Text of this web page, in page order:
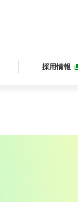
採用情報